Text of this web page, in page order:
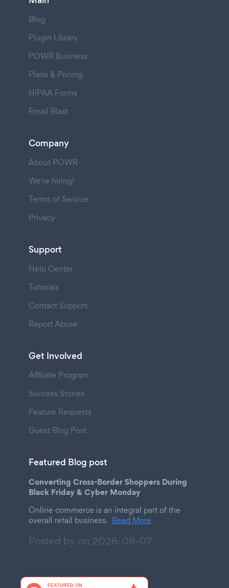
Blog
Plugin Library
POWR Business
Plans & Pricing
HIPAA Forms
Email Blast
Company
About POWR
We're hiring!
Terms of Service
Privacy
Support
Help Center
Tutorials
Contact Support
Report Abuse
Get Involved
Affiliate Program
Success Stories
Feature Requests
Guest Blog Post
Featured Blog post
Converting Cross-Border Shoppers During
Black Friday & Cyber Monday
Online commerce is an integral part of the
overall retail business. Read More
Posted by on 2026-08-07